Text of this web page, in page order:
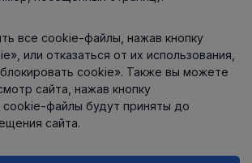
все cookie-файлы, нажав кнопку
или отказаться от их использования,
cookie». Также вы можете
сайта, нажав кнопку
файлы будут приняты до
сайта.